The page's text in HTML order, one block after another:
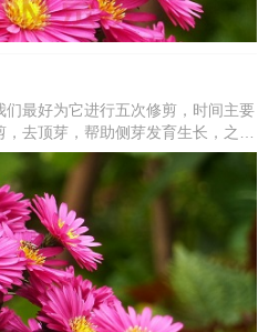
最好为它进行五次修剪，时间主要
去顶芽，帮助侧芽发育生长，之后
剪选在国庆期间，以使得它的开花